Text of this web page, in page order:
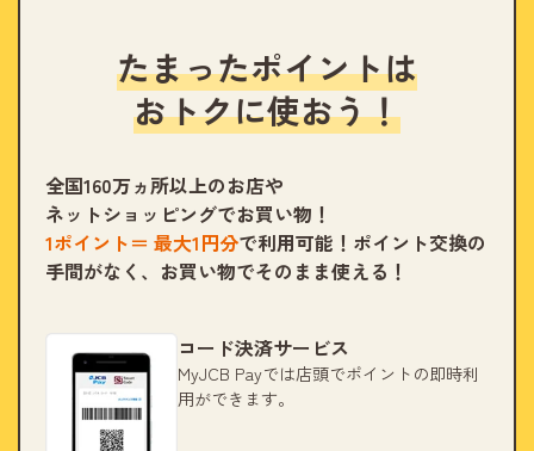
たまったポイントは
おトクに使おう！
全国160万ヵ所以上のお店や
ネットショッピングでお買い物！
1ポイント＝ 最大1円分で利用可能！ ポイント交換の
手間がなく、お買い物でそのまま使える！
コード決済サービス
MyJCB Payでは店頭でポイントの即時利
用ができます。